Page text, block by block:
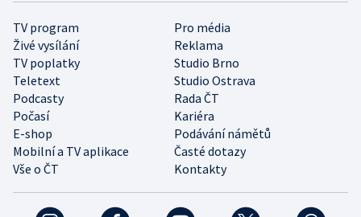
TV program
Pro média
Živé vysílání
Reklama
TV poplatky
Studio Brno
Teletext
Studio Ostrava
Podcasty
Rada ČT
Počasí
Kariéra
E-shop
Podávání námětů
Mobilní a TV aplikace
Časté dotazy
Vše o ČT
Kontakty